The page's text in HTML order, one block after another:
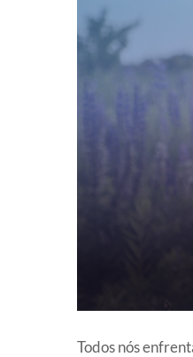
Todos nós